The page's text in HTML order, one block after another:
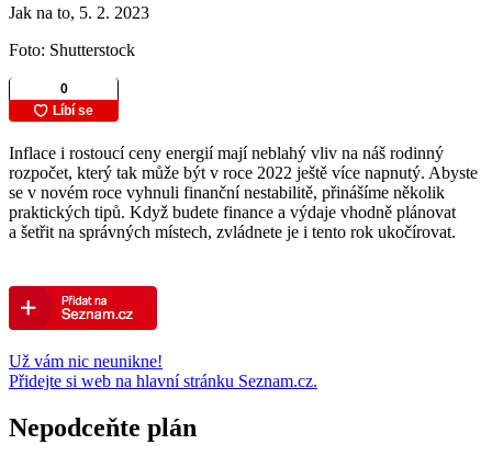
Jak na to, 5. 2. 2023
Foto: Shutterstock
Inflace i rostoucí ceny energií mají neblahý vliv na náš rodinný
rozpočet, který tak může být v roce 2022 ještě více napnutý. Abyste
se v novém roce vyhnuli finanční nestabilitě, přinášíme několik
praktických tipů. Když budete finance a výdaje vhodně plánovat
a šetřit na správných místech, zvládnete je i tento rok ukočírovat.
Už vám nic neunikne!
Přidejte si web na hlavní stránku Seznam.cz.
Nepodceňte plán